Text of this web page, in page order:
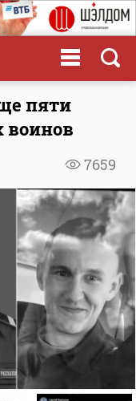
пяти
воинов
7659